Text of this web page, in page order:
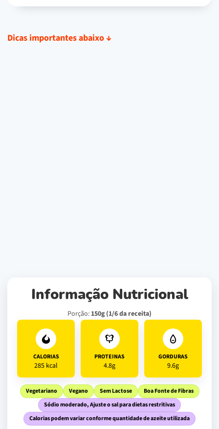
Dicas importantes abaixo ↓
Informação Nutricional
Porção: 150g (1/6 da receita)
CALORIAS
285 kcal
PROTEINAS
4.8g
GORDURAS
9.6g
Vegetariano Vegano Sem Lactose
Boa Fonte de Fibras
Sódio moderado, Ajuste o sal para dietas restritivas
Calorias podem variar conforme quantidade de azeite utilizada